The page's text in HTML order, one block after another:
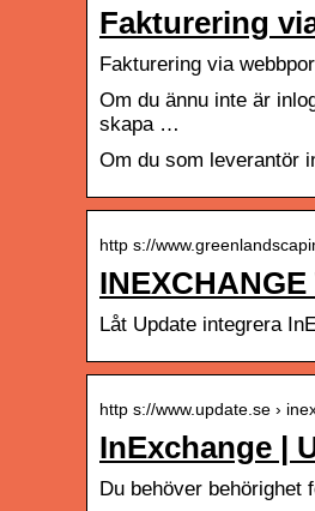
Fakturering
Fakturering via
Om du ännu inte är
skapa …
Om du som leverantör
http s://
Låt Update integrera
http s://www.update.se ›
InExchange |
Du behöver behörighet